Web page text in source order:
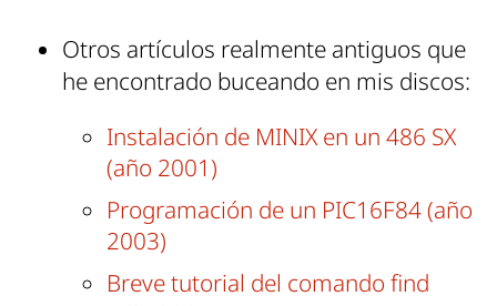
Otros artículos realmente antiguos que
he encontrado buceando en mis discos:
Instalación de MINIX en un 486 SX
(año 2001)
Programación de un PIC16F84 (año
2003)
Breve tutorial del comando find